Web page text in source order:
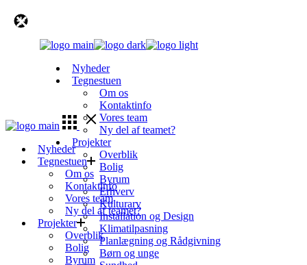
Nyheder
Tegnestuen
Om os
Kontaktinfo
Vores team
Ny del af teamet?
Projekter
Overblik
Bolig
Byrum
Erhverv
Kulturarv
Installation og Design
Klimatilpasning
Planlægning og Rådgivning
Børn og unge
Nyheder
Tegnestuen
Om os
Kontaktinfo
Vores team
Ny del af teamet?
Projekter
Overblik
Bolig
Byrum